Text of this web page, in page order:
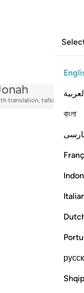
বাংলা
Shqip
translation, tafsir, audio